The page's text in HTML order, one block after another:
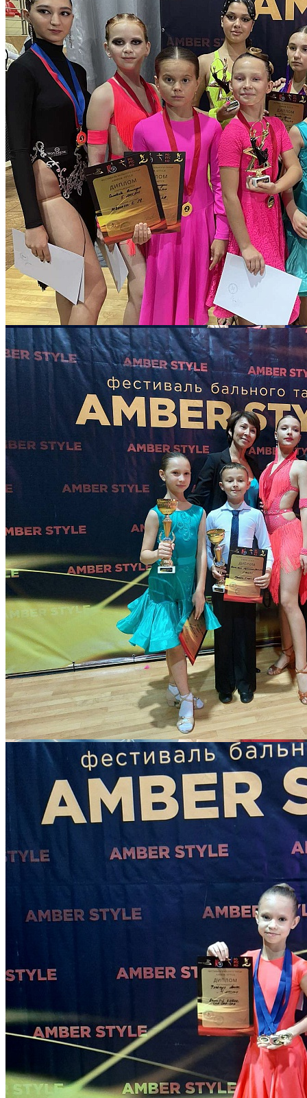
Количество просмотров: 1099
8 октября в СК «Созвездие» состоялся первый турнир г.
Калининграда по спортивному бальному танцу в рамках РО
РТС КО “Amber Style 2023”
Первое место в категории Ювеналы 2 по
Латиноамериканской программе заняли Копча Илья и
Триханова Татьяна, солистки: Брыкина Милана в категории
дети 1, Крупенченко Вероника в Юниорах 1 и Назарян Элен в
Юниорах 2 до Е класса, Второе место в категории Ювеналы 1
до Д класса заняли Зеленский Максим и Краевская Ева в